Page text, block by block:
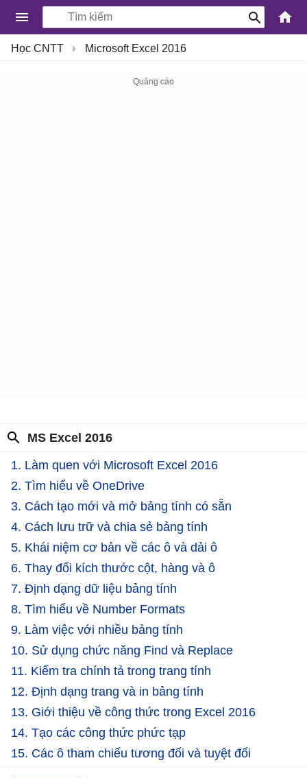
-
Học CNTT Microsoft Excel 2016
MS Excel 2016
1. Làm quen với Microsoft Excel 2016
2. Tìm hiểu về OneDrive
3. Cách tạo mới và mở bảng tính có sẵn
4. Cách lưu trữ và chia sẻ bảng tính
5. Khái niệm cơ bản về các ô và dải ô
6. Thay đổi kích thước cột, hàng và ô
7. Định dạng dữ liệu bảng tính
8. Tìm hiểu về Number Formats
9. Làm việc với nhiều bảng tính
10. Sử dụng chức năng Find và Replace
11. Kiểm tra chính tả trong trang tính
12. Định dạng trang và in bảng tính
13. Giới thiệu về công thức trong Excel 2016
14. Tạo các công thức phức tạp
15. Các ô tham chiếu tương đối và tuyệt đối